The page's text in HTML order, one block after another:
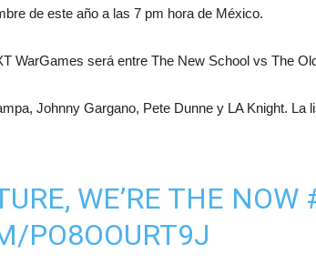
de este año a las 7 pm hora de México.
WarGames será entre The New School vs The
Johnny Gargano, Pete Dunne y LA Knight.
WE’RE THE NOW
PO8OOURT9J